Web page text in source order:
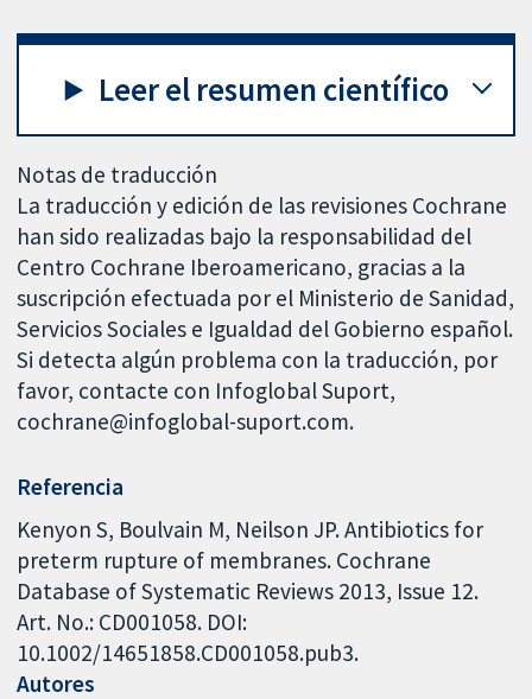
Leer el resumen científico
Notas de traducción
La traducción y edición de las revisiones Cochrane
han sido realizadas bajo la responsabilidad del
Centro Cochrane Iberoamericano, gracias a la
suscripción efectuada por el Ministerio de Sanidad,
Servicios Sociales e Igualdad del Gobierno español.
Si detecta algún problema con la traducción, por
favor, contacte con Infoglobal Suport,
cochrane@infoglobal-suport.com.
Referencia
Kenyon S, Boulvain M, Neilson JP. Antibiotics for
preterm rupture of membranes. Cochrane
Database of Systematic Reviews 2013, Issue 12.
Art. No.: CD001058. DOI:
10.1002/14651858.CD001058.pub3.
Autores